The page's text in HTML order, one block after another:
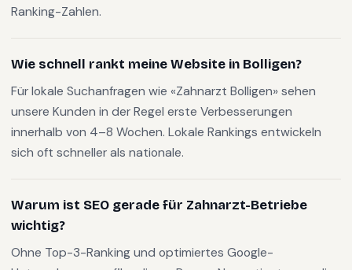
Ranking-Zahlen.
Wie schnell rankt meine Website in Bolligen?
Für lokale Suchanfragen wie «Zahnarzt Bolligen» sehen
unsere Kunden in der Regel erste Verbesserungen
innerhalb von 4–8 Wochen. Lokale Rankings entwickeln
sich oft schneller als nationale.
Warum ist SEO gerade für Zahnarzt-Betriebe
wichtig?
Ohne Top-3-Ranking und optimiertes Google-